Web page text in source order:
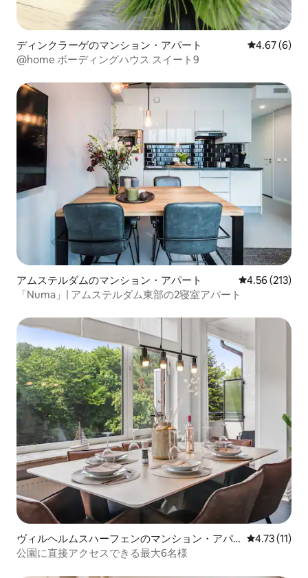
ディンクラーゲのマンション・アパート レビュー6
4.67 (6)
@home ボーディングハウス スイート9
アムステルダムのマンション・アパート レビュー213
4.56 (213)
「Numa」| アムステルダム東部の2寝室アパート
ヴィルヘルムスハーフェンのマンション・アパ
ート
レビュー11
4.73 (11)
公園に直接アクセスできる最大6名様